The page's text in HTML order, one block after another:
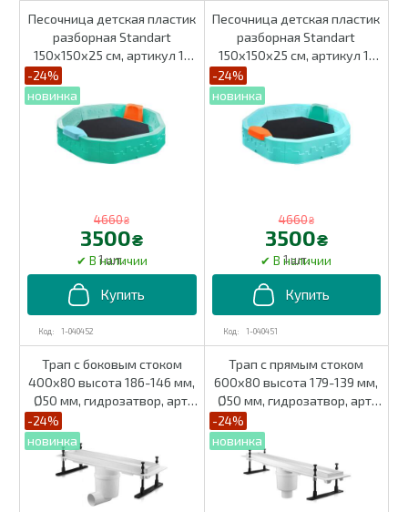
Песочница детская пластик
разборная Standart
150х150х25 см, артикул 1-
1-040452
-24%
4660₴
3500₴
1 шт.
Песочница детская пластик
разборная Standart
150х150х25 см, артикул 1-
1-040451
-24%
4660₴
3500₴
1 шт.
Трап c боковым стоком
400х80 высота 186-146 мм,
Ø50 мм, гидрозатвор, арт.
-24%
Трап c прямым стоком
600х80 высота 179-139 мм,
Ø50 мм, гидрозатвор, арт.
-24%